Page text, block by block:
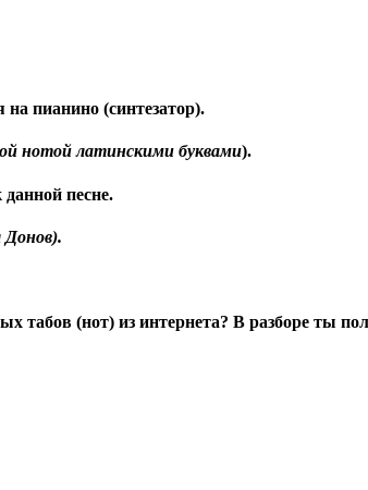
на пианино (синтезатор).
нотой латинскими буквами).
песне.
Донов).
табов (нот) из интернета? В разборе ты